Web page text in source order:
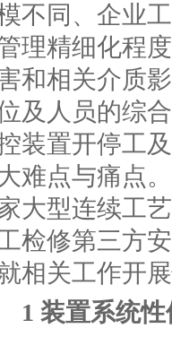
不同、企业
理精细化程
和相关介质
及人员的综
装置开停工
难点与痛点
大型连续工
检修第三方
相关工作开
1 装置系统